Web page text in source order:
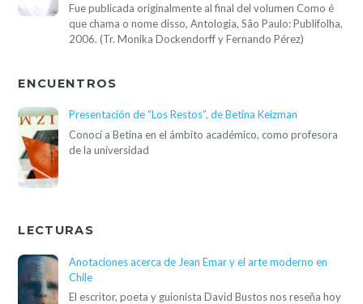
Fue publicada originalmente al final del volumen Como é
que chama o nome disso, Antologia, São Paulo: Publifolha,
2006. (Tr. Monika Dockendorff y Fernando Pérez)
ENCUENTROS
Presentación de “Los Restos”, de Betina Keizman
Conocí a Betina en el ámbito académico, como profesora
de la universidad
LECTURAS
Anotaciones acerca de Jean Emar y el arte moderno en
Chile
El escritor, poeta y guionista David Bustos nos reseña hoy